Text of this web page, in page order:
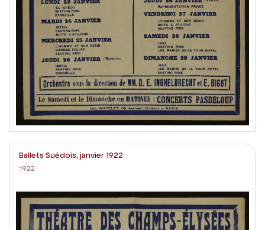
Ballets Suédois, janvier 1922
1922